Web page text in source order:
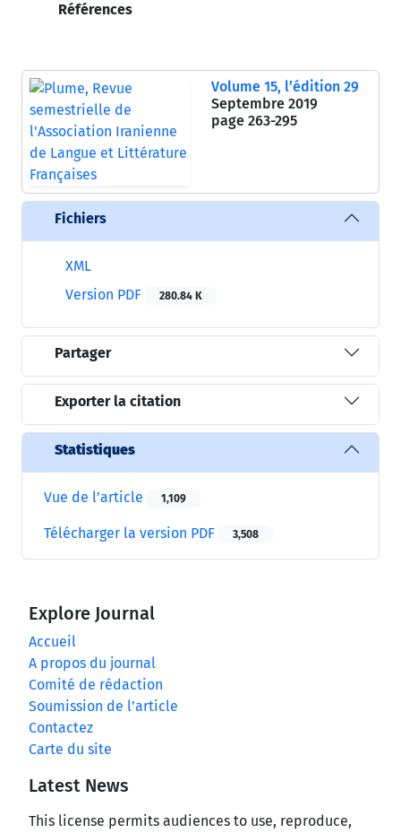
Références
Volume 15, l’édition 29
Septembre 2019
page 263-295
Fichiers
XML
Version PDF
280.84 K
Partager
Exporter la citation
Statistiques
Vue de l’article 1,109
Télécharger la version PDF 3,508
Explore Journal
Accueil
A propos du journal
Comité de rédaction
Soumission de l’article
Contactez
Carte du site
Latest News
This license permits audiences to use, reproduce,